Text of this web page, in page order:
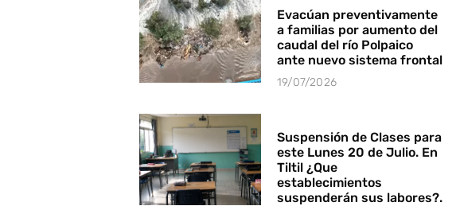
Evacúan preventivamente
a familias por aumento del
caudal del río Polpaico
ante nuevo sistema frontal
19/07/2026
Suspensión de Clases para
este Lunes 20 de Julio. En
Tiltil ¿Que
establecimientos
suspenderán sus labores?.